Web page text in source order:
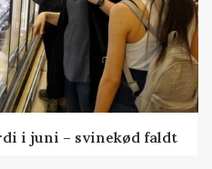
i juni – svinekød faldt